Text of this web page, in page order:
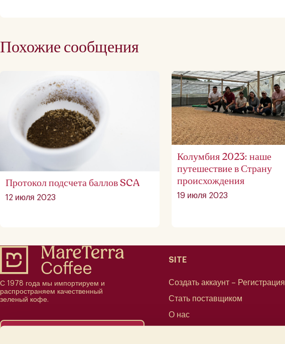
Похожие сообщения
Протокол подсчета баллов SCA
12 июля 2023
Колумбия 2023: наше
путешествие в Страну
происхождения
19 июля 2023
С 1978 года мы импортируем и
распространяем качественный
зеленый кофе.
SITE
Создать аккаунт – Регистрация
Стать поставщиком
О нас